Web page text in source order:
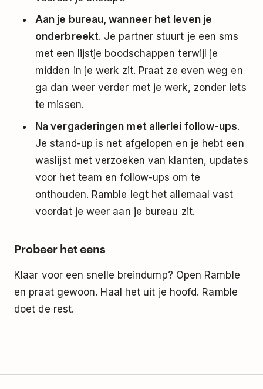
Aan je bureau, wanneer het leven je
onderbreekt. Je partner stuurt je een sms
met een lijstje boodschappen terwijl je
midden in je werk zit. Praat ze even weg en
ga dan weer verder met je werk, zonder iets
te missen.
Na vergaderingen met allerlei follow-ups.
Je stand-up is net afgelopen en je hebt een
waslijst met verzoeken van klanten, updates
voor het team en follow-ups om te
onthouden. Ramble legt het allemaal vast
voordat je weer aan je bureau zit.
Probeer het eens
Klaar voor een snelle breindump? Open Ramble
en praat gewoon. Haal het uit je hoofd. Ramble
doet de rest.